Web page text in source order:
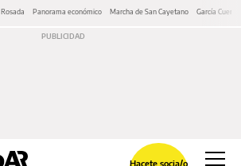
Panorama económico Marcha de San Cayetano García Cuerva
Hacete socia/o